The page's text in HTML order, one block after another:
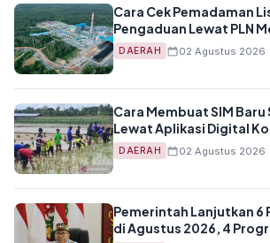
Cara Cek Pemadaman
Pengaduan Lewat PLN
DAERAH 02 Agustus 2026
Cara Membuat SIM Baru
Lewat Aplikasi Digital
DAERAH 02 Agustus 2026
Pemerintah Lanjutkan 6
di Agustus 2026, 4